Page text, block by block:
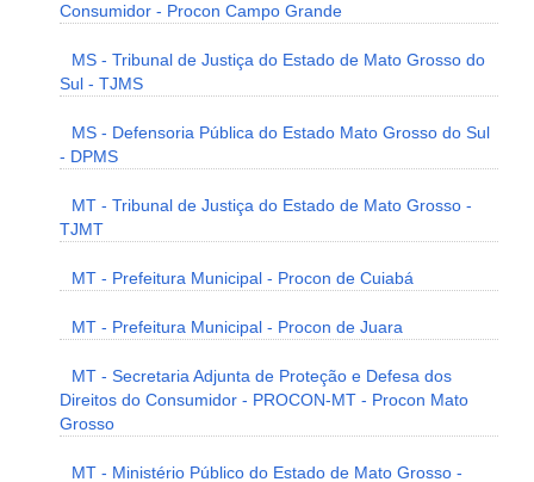
Consumidor - Procon Campo Grande
MS - Tribunal de Justiça do Estado de Mato Grosso do
Sul - TJMS
MS - Defensoria Pública do Estado Mato Grosso do Sul
- DPMS
MT - Tribunal de Justiça do Estado de Mato Grosso -
TJMT
MT - Prefeitura Municipal - Procon de Cuiabá
MT - Prefeitura Municipal - Procon de Juara
MT - Secretaria Adjunta de Proteção e Defesa dos
Direitos do Consumidor - PROCON-MT - Procon Mato
Grosso
MT - Ministério Público do Estado de Mato Grosso -